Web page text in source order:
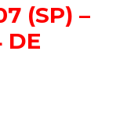
(SP) –
DE